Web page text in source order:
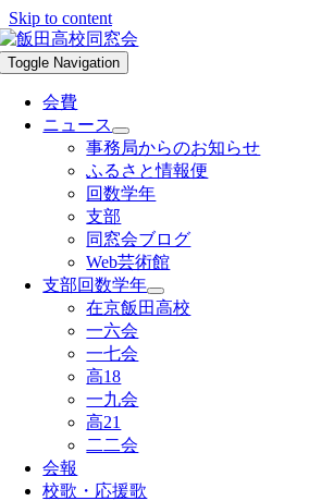
Skip to content
Toggle Navigation
会費
ニュース
事務局からのお知らせ
ふるさと情報便
回数学年
支部
同窓会ブログ
Web芸術館
支部回数学年
在京飯田高校
一六会
一七会
高18
一九会
高21
二二会
会報
校歌・応援歌